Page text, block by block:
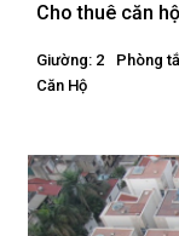
Cho thuê căn
Giường: 2 Phòng
Căn Hộ